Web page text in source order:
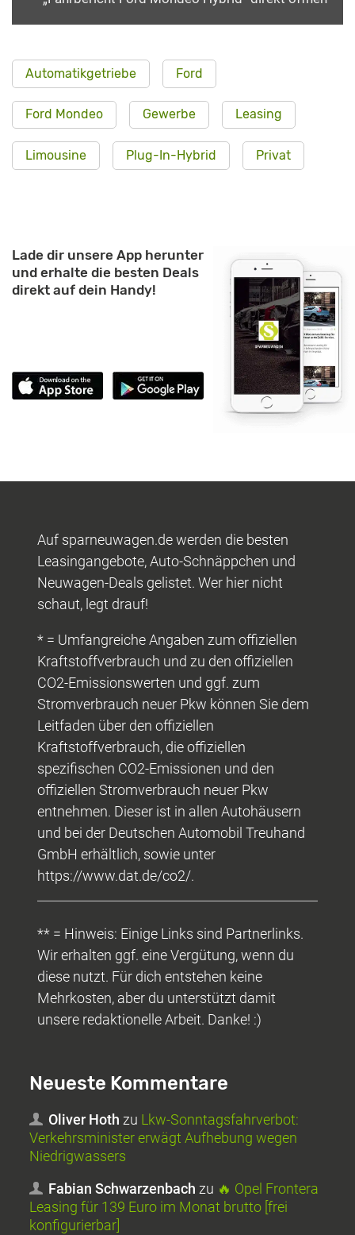
Automatikgetriebe Ford
Ford Mondeo Gewerbe Leasing
Limousine Plug-In-Hybrid Privat
Lade dir unsere App herunter
und erhalte die besten Deals
direkt auf dein Handy!
Auf sparneuwagen.de werden die besten
Leasingangebote, Auto-Schnäppchen und
Neuwagen-Deals gelistet. Wer hier nicht
schaut, legt drauf!
* = Umfangreiche Angaben zum offiziellen
Kraftstoffverbrauch und zu den offiziellen
CO2-Emissionswerten und ggf. zum
Stromverbrauch neuer Pkw können Sie dem
Leitfaden über den offiziellen
Kraftstoffverbrauch, die offiziellen
spezifischen CO2-Emissionen und den
offiziellen Stromverbrauch neuer Pkw
entnehmen. Dieser ist in allen Autohäusern
und bei der Deutschen Automobil Treuhand
GmbH erhältlich, sowie unter
https://www.dat.de/co2/.
** = Hinweis: Einige Links sind Partnerlinks.
Wir erhalten ggf. eine Vergütung, wenn du
diese nutzt. Für dich entstehen keine
Mehrkosten, aber du unterstützt damit
unsere redaktionelle Arbeit. Danke! :)
Neueste Kommentare
Oliver Hoth zu Lkw-Sonntagsfahrverbot:
Verkehrsminister erwägt Aufhebung wegen
Niedrigwassers
Fabian Schwarzenbach zu 🔥 Opel Frontera
Leasing für 139 Euro im Monat brutto [frei
konfigurierbar]